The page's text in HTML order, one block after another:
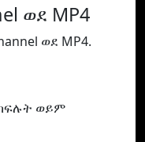
ወደ MP4
ወደ MP4.
ወይም